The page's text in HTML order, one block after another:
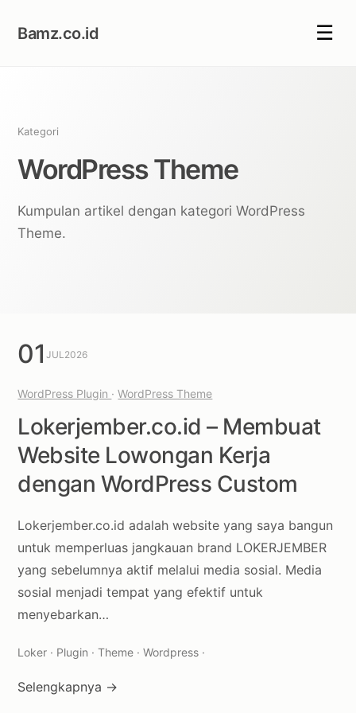
Bamz.co.id ☰
Kategori
WordPress Theme
Kumpulan artikel dengan kategori WordPress
Theme.
01JUL 2026
WordPress Plugin ·WordPress Theme
Lokerjember.co.id – Membuat
Website Lowongan Kerja
dengan WordPress Custom
Lokerjember.co.id adalah website yang saya bangun
untuk memperluas jangkauan brand LOKERJEMBER
yang sebelumnya aktif melalui media sosial. Media
sosial menjadi tempat yang efektif untuk
menyebarkan…
Loker · Plugin · Theme · Wordpress ·
Selengkapnya →